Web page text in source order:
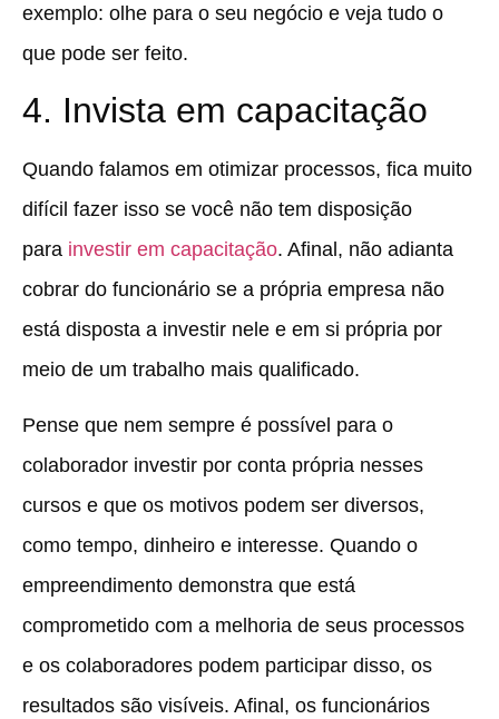
exemplo: olhe para o seu negócio e veja tudo o
que pode ser feito.
4. Invista em capacitação
Quando falamos em otimizar processos, fica muito
difícil fazer isso se você não tem disposição
para investir em capacitação. Afinal, não adianta
cobrar do funcionário se a própria empresa não
está disposta a investir nele e em si própria por
meio de um trabalho mais qualificado.
Pense que nem sempre é possível para o
colaborador investir por conta própria nesses
cursos e que os motivos podem ser diversos,
como tempo, dinheiro e interesse. Quando o
empreendimento demonstra que está
comprometido com a melhoria de seus processos
e os colaboradores podem participar disso, os
resultados são visíveis. Afinal, os funcionários